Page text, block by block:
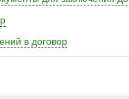
в договор